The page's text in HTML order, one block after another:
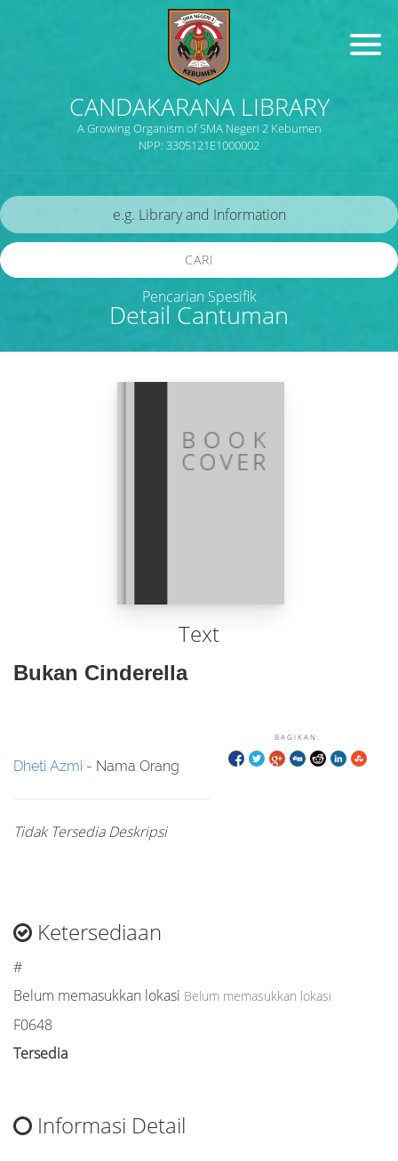
CANDAKARANA LIBRARY
A Growing Organism of SMA Negeri 2 Kebumen
NPP: 3305121E1000002
Detail Cantuman
CARI
Pencarian Spesifik
Text
Bukan Cinderella
BAGIKAN:
Dheti Azmi - Nama Orang
Tidak Tersedia Deskripsi
Ketersediaan
#
Belum memasukkan lokasi Belum memasukkan lokasi
F0648
Tersedia
Informasi Detail